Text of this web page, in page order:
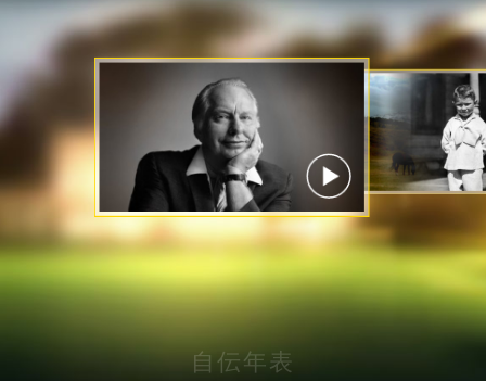
のビデオを見る
じ
人
道
戦
時
代
家
大
学
冒
険
家
自伝年表